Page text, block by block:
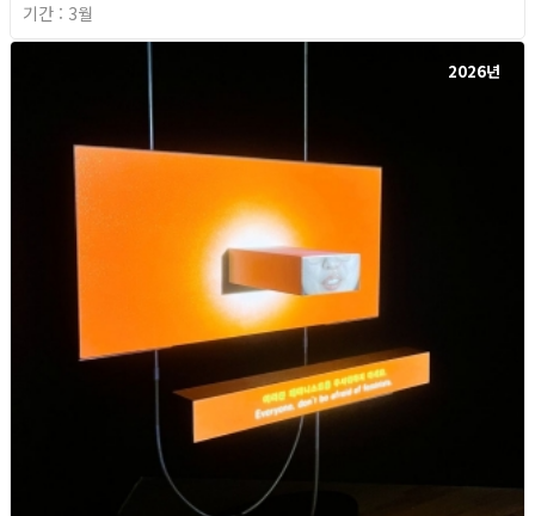
기간 : 3월
2026년